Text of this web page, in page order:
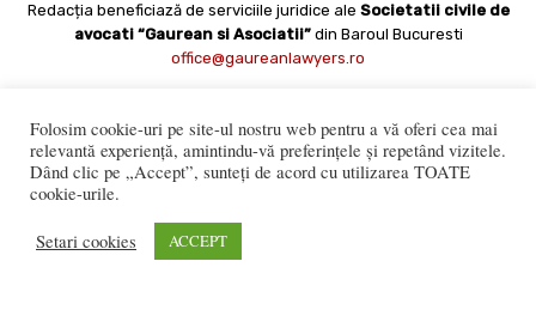
Redacția beneficiază de serviciile juridice ale Societatii civile de
avocati “Gaurean si Asociatii” din Baroul Bucuresti
office@gaureanlawyers.ro
Reproducerea totală sau parțială a materialelor este permisă
Folosim cookie-uri pe site-ul nostru web pentru a vă oferi cea mai
relevantă experiență, amintindu-vă preferințele și repetând vizitele.
Dând clic pe „Accept”, sunteți de acord cu utilizarea TOATE
cookie-urile.
Setari cookies ACCEPT